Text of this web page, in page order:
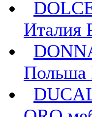
Италия
Польша